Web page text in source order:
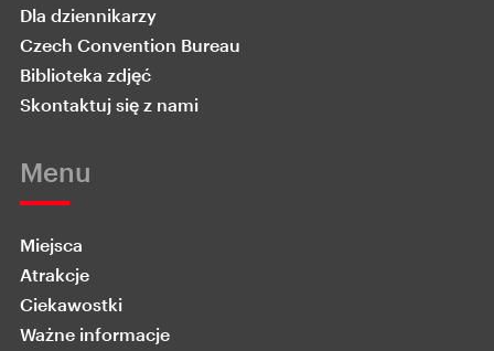
Dla dziennikarzy
Czech Convention Bureau
Biblioteka zdjęć
Skontaktuj się z nami
Menu
Miejsca
Atrakcje
Ciekawostki
Ważne informacje